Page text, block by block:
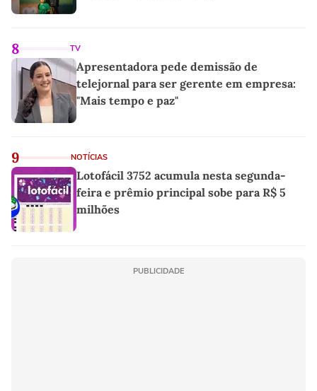
8 TV
Apresentadora pede demissão de
telejornal para ser gerente em empresa:
"Mais tempo e paz"
9 NOTÍCIAS
Lotofácil 3752 acumula nesta segunda-
feira e prêmio principal sobe para R$ 5
milhões
PUBLICIDADE